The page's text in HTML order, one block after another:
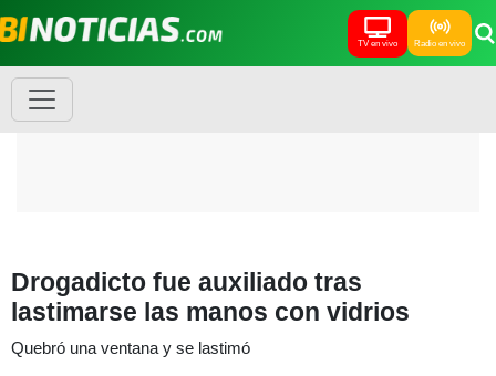
TV en vivo Radio en vivo
Drogadicto fue auxiliado tras
lastimarse las manos con vidrios
Quebró una ventana y se lastimó